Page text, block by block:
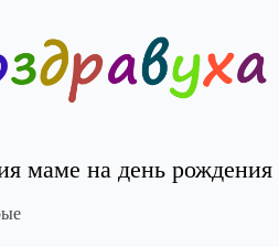
маме на день рождения